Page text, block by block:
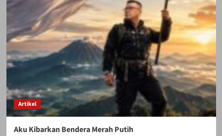
Artikel
Aku Kibarkan Bendera Merah Putih